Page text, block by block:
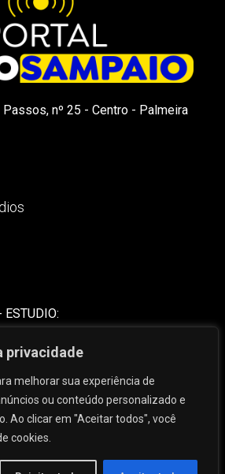
privacidade
melhorar sua experiência de
ou conteúdo personalizado e
Ao clicar em "Aceitar todos", você
cookies.
Passos, nº 25 - Centro - Palmeira
ESTUDIO: